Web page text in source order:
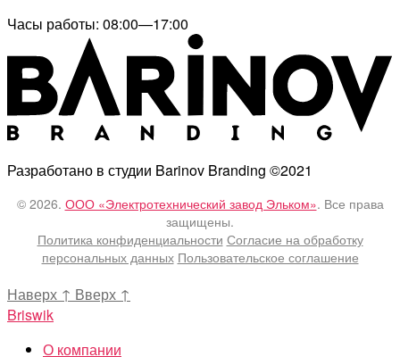
Часы работы: 08:00—17:00
Разработано в студии Barinov Branding ©2021
© 2026. ООО «Электротехнический завод Эльком». Все права
защищены.
Политика конфиденциальности Согласие на обработку
персональных данных Пользовательское соглашение
Наверх ↑ Вверх ↑
Briswik
О компании